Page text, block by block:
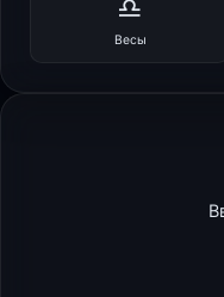
♎
Весы